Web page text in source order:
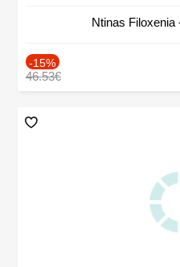
Ntinas Filoxenia
-15%
46.53€